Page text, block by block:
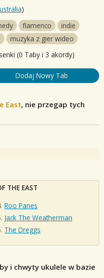
)
flamenco
indie
muzyka z gier wideo
(0 Taby i 3 akordy)
Dodaj Nowy Tab
East, nie przegap tych
THE EAST
Roo Panes
Jack The Weatherman
The Dreggs
i chwyty ukulele w bazie